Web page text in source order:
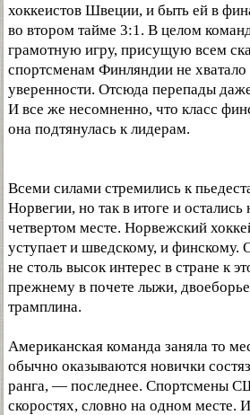
хоккеистов Швеции, и быть ей в
во втором тайме 3:1. В целом
грамотную игру, присущую всем
спортсменам Финляндии не хватало
уверенности. Отсюда перепады
И все же несомненно, что класс
она подтянулась к лидерам.
Всеми силами стремились к
Норвегии, но так в итоге и
четвертом месте. Норвежский
уступает и шведскому, и финскому.
не столь высок интерес в стране к
прежнему в почете лыжи,
трамплина.
Американская команда заняла то
обычно оказываются новички
ранга, — последнее. Спортсмены
скоростях, словно на одном месте.